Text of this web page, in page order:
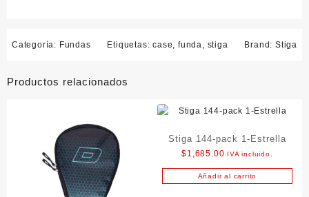
Categoría: Fundas Etiquetas:case ,funda stiga Brand: Stiga
Productos relacionados
Stiga 144-pack 1-Estrella
$1,685.00 IVA incluido.
Añadir al carrito